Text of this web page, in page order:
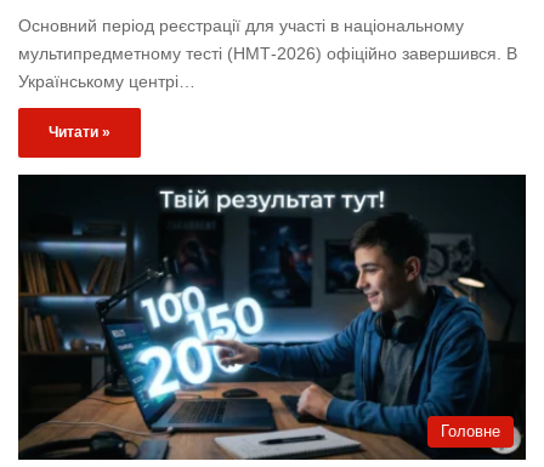
Основний період реєстрації для участі в національному
мультипредметному тесті (НМТ-2026) офіційно завершився. В
Українському центрі…
Читати »
Головне